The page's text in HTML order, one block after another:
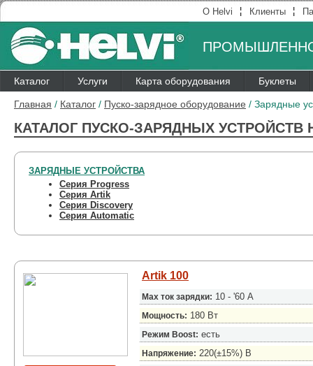
О Helvi ¦ Клиенты ¦
Каталог Услуги Карта оборудования Буклеты
Главная / Каталог / Пуско-зарядное оборудование / Зарядные
КАТАЛОГ ПУСКО-ЗАРЯДНЫХ УСТРОЙСТВ
ЗАРЯДНЫЕ УСТРОЙСТВА
Серия Progress
Серия Artik
Серия Discovery
Серия Automatic
Artik 100
Max ток зарядки: 10 - '60 А
Мощность: 180 Вт
Режим Boost: есть
Напряжение: 220(±15%) B